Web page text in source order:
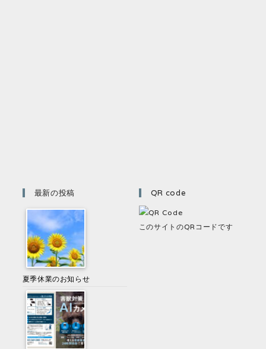
最新の投稿
夏季休業のお知らせ
QR code
このサイトのQRコードです